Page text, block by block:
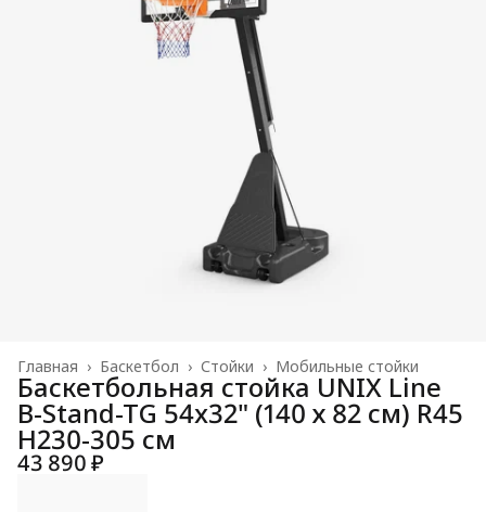
Мобильные стойки
Стойки ›
Баскетбол ›
Главная ›
Баскетбольная стойка UNIX Line
B-Stand-TG 54x32" (140 х 82 см) R45
H230-305 см
43 890 ₽